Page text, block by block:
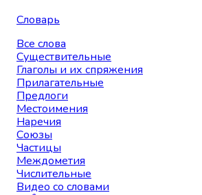
Словарь
Все слова
Существительные
Глаголы и их спряжения
Прилагательные
Предлоги
Местоимения
Наречия
Союзы
Частицы
Междометия
Числительные
Видео со словами